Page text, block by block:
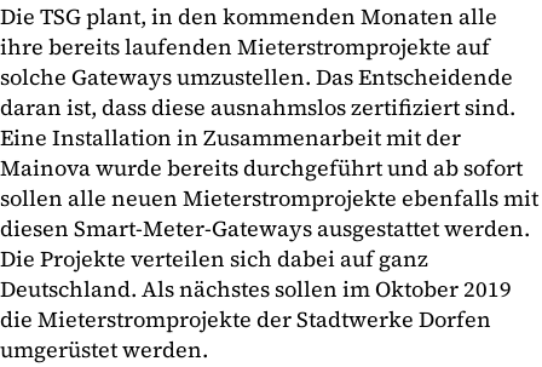
Die TSG plant, in den kommenden Monaten alle
ihre bereits laufenden Mieterstromprojekte auf
solche Gateways umzustellen. Das Entscheidende
daran ist, dass diese ausnahmslos zertifiziert sind.
Eine Installation in Zusammenarbeit mit der
Mainova wurde bereits durchgeführt und ab sofort
sollen alle neuen Mieterstromprojekte ebenfalls mit
diesen Smart-Meter-Gateways ausgestattet werden.
Die Projekte verteilen sich dabei auf ganz
Deutschland. Als nächstes sollen im Oktober 2019
die Mieterstromprojekte der Stadtwerke Dorfen
umgerüstet werden.